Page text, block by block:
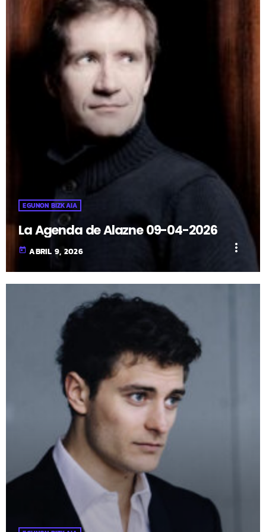
EGUNON BIZKAIA
La Agenda de Alazne 09-04-2026
today ABRIL 9, 2026 more_vert